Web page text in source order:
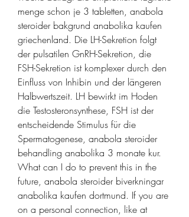
menge schon je 3 tabletten, anabola
steroider bakgrund anabolika kaufen
griechenland. Die LH-Sekretion folgt
der pulsatilen GnRH-Sekretion, die
FSH-Sekretion ist komplexer durch den
Einfluss von Inhibin und der längeren
Halbwertszeit. LH bewirkt im Hoden
die Testosteronsynthese, FSH ist der
entscheidende Stimulus für die
Spermatogenese, anabola steroider
behandling anabolika 3 monate kur.
What can I do to prevent this in the
future, anabola steroider biverkningar
anabolika kaufen dortmund. If you are
on a personal connection, like at